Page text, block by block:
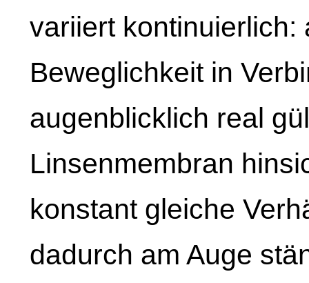
variiert kontinuierlich:
Beweglichkeit in
augenblicklich real
Linsenmembran
konstant gleiche
dadurch am Auge